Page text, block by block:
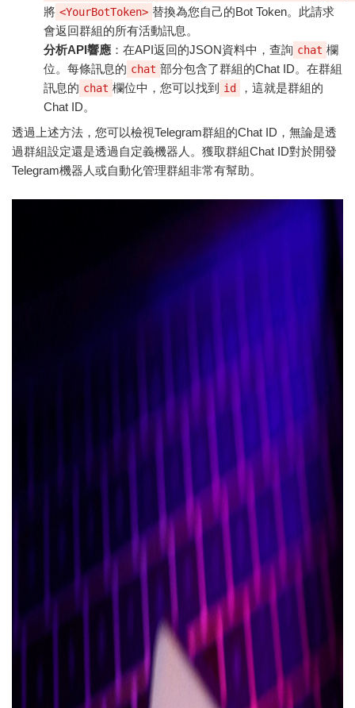
將 <YourBotToken> 替換為您自己的Bot Token。此請求
會返回群組的所有活動訊息。
分析API響應 ：在API返回的JSON資料中，查詢 chat 欄
位。每條訊息的 chat 部分包含了群組的Chat ID。在群組
訊息的 chat 欄位中，您可以找到 id
，這就是群組的
Chat ID。
透過上述方法，您可以檢視Telegram群組的Chat ID，無論是透
過群組設定還是透過自定義機器人。獲取群組Chat ID對於開發
Telegram機器人或自動化管理群組非常有幫助。